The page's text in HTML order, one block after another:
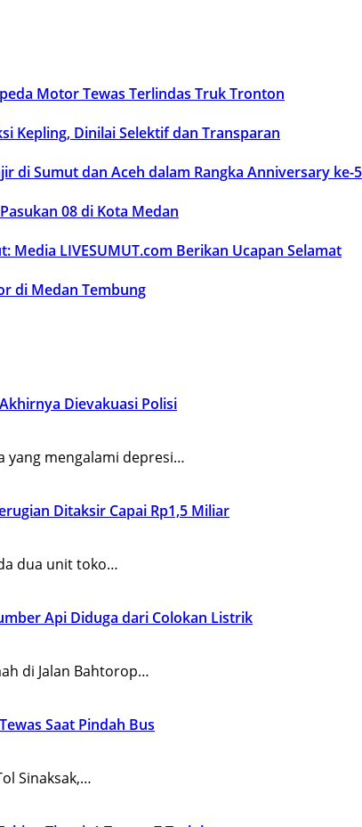
Motor Tewas Terlindas Truk Tronton
Kepling, Dinilai Selektif dan Transparan
di Sumut dan Aceh dalam Rangka Anniversary ke-5
08 di Kota Medan
Media LIVESUMUT.com Berikan Ucapan Selamat
di Medan Tembung
Dievakuasi Polisi
yang mengalami depresi…
Ditaksir Capai Rp1,5 Miliar
dua unit toko…
Api Diduga dari Colokan Listrik
di Jalan Bahtorop…
Saat Pindah Bus
Sinaksak,…